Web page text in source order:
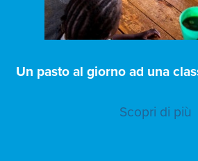
Un pasto al giorno ad una
Scopri di più